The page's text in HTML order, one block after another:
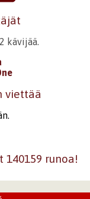
kävijää.
viettää
runoa!